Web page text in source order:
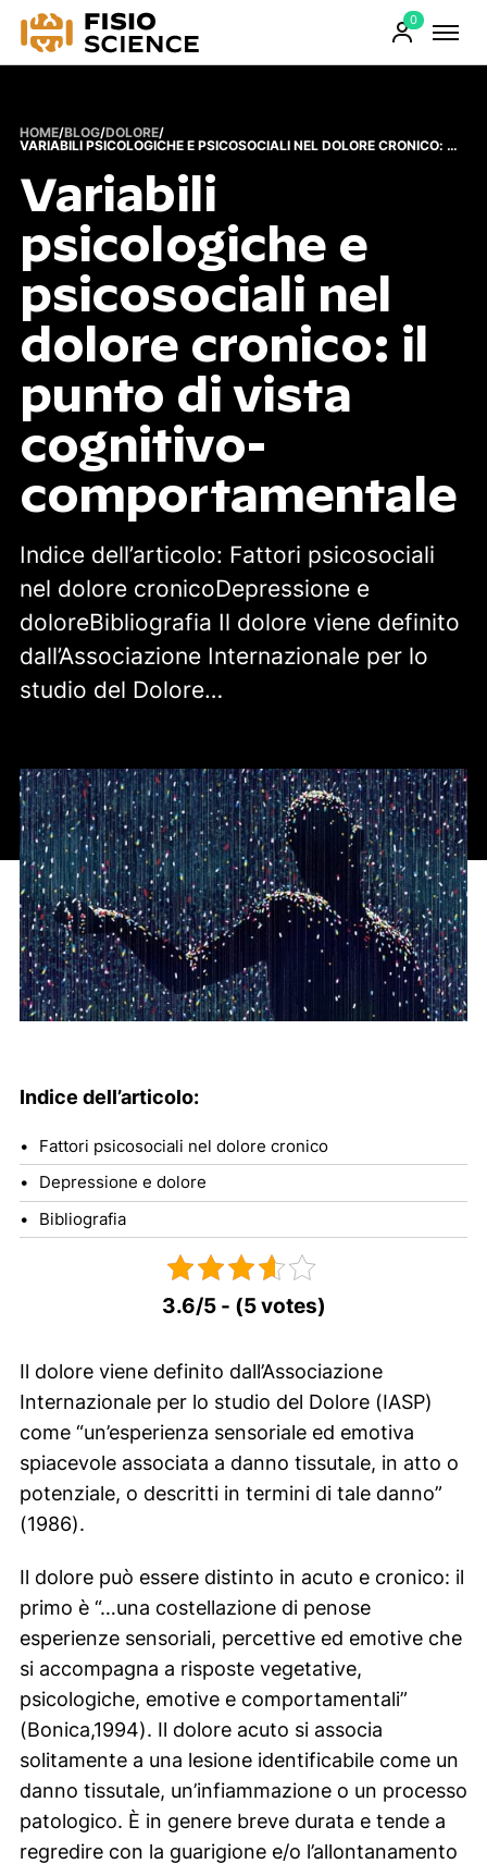
0
Prodotti
HOME/BLOG/DOLORE/
VARIABILI PSICOLOGICHE E PSICOSOCIALI NEL DOLORE CRONICO: IL PUNTO DI VISTA COGNITIVO-COMPORTAMENTALE
Variabili
psicologiche e
psicosociali nel
dolore cronico: il
punto di vista
cognitivo-
comportamentale
Indice dell’articolo: Fattori psicosociali
nel dolore cronicoDepressione e
doloreBibliografia Il dolore viene definito
dall’Associazione Internazionale per lo
studio del Dolore…
Indice dell’articolo:
Fattori psicosociali nel dolore cronico
Depressione e dolore
Bibliografia
3.6/5 - (5 votes)
Il dolore viene definito dall’Associazione
Internazionale per lo studio del Dolore (IASP)
come “un’esperienza sensoriale ed emotiva
spiacevole associata a danno tissutale, in atto o
potenziale, o descritti in termini di tale danno”
(1986).
Il dolore può essere distinto in acuto e cronico: il
primo è “…una costellazione di penose
esperienze sensoriali, percettive ed emotive che
si accompagna a risposte vegetative,
psicologiche, emotive e comportamentali”
(Bonica,1994). Il dolore acuto si associa
solitamente a una lesione identificabile come un
danno tissutale, un’infiammazione o un processo
patologico. È in genere breve durata e tende a
regredire con la guarigione e/o l’allontanamento